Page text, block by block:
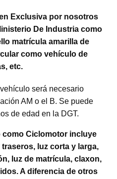
Exclusiva por nosotros
De Industria como
matrícula amarilla de
como vehículo de
etc.
será necesario
AM o el B. Se puede
de edad en la DGT.
como Ciclomotor incluye
luz corta y larga,
luz de matrícula, claxon,
A diferencia de otros